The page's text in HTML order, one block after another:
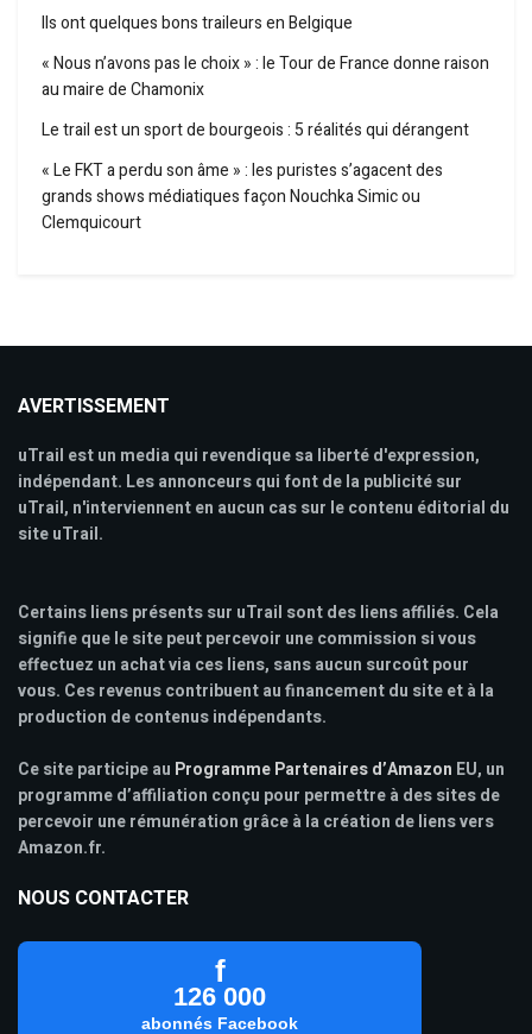
Ils ont quelques bons traileurs en Belgique
« Nous n’avons pas le choix » : le Tour de France donne raison
au maire de Chamonix
Le trail est un sport de bourgeois : 5 réalités qui dérangent
« Le FKT a perdu son âme » : les puristes s’agacent des
grands shows médiatiques façon Nouchka Simic ou
Clemquicourt
AVERTISSEMENT
uTrail est un media qui revendique sa liberté d'expression,
indépendant. Les annonceurs qui font de la publicité sur
uTrail, n'interviennent en aucun cas sur le contenu éditorial du
site uTrail.
Certains liens présents sur uTrail sont des liens affiliés. Cela
signifie que le site peut percevoir une commission si vous
effectuez un achat via ces liens, sans aucun surcoût pour
vous. Ces revenus contribuent au financement du site et à la
production de contenus indépendants.
Ce site participe au Programme Partenaires d’Amazon EU, un
programme d’affiliation conçu pour permettre à des sites de
percevoir une rémunération grâce à la création de liens vers
Amazon.fr.
NOUS CONTACTER
f
126 000
abonnés Facebook